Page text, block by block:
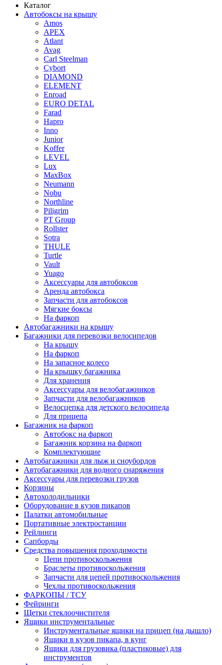
Каталог
Автобоксы на крышу
Amos
APEX
Atlant
Avag
Carl Steelman
Cybort
DIAMOND
ELEMENT
Enroad
EURO DETAL
Farad
Hapro
Inno
Junior
Koffer
LEVEL
Lux
MaxBox
Neumann
Nobu
Northline
Piligrim
PT Group
Rollster
Sotra
THULE
Turtle
Vault
Yuago
Аксессуары для автобоксов
Аренда автобокса
Запчасти для автобоксов
Мягкие боксы
На фаркоп
Автобагажники на крышу
Багажники для перевозки велосипедов
На крышу
На фаркоп
На запасное колесо
На крышку багажника
Для хранения
Аксессуары для велобагажников
Запчасти для велобагажников
Велосцепка для детского велосипеда
Для прицепа
Багажник на фаркоп
Автобокс на фаркоп
Багажник корзина на фаркоп
Комплектующие
Автобагажники для лыж и сноубордов
Автобагажники для водного снаряжения
Аксессуары для перевозки грузов
Корзины
Автохолодильники
Оборудование в кузов пикапов
Палатки автомобильные
Портативные электростанции
Рейлинги
Сапборды
Средства повышения проходимости
Цепи противоскольжения
Браслеты противоскольжения
Запчасти для цепей противоскольжения
Чехлы противоскольжения
ФАРКОПЫ / ТСУ
Фейринги
Щетки стеклоочистителя
Ящики инструментальные
Инструментальные ящики на прицеп (на дышло)
Ящики в кузов пикапа, в кунг
Ящики для грузовика (пластиковые) для
инструментов